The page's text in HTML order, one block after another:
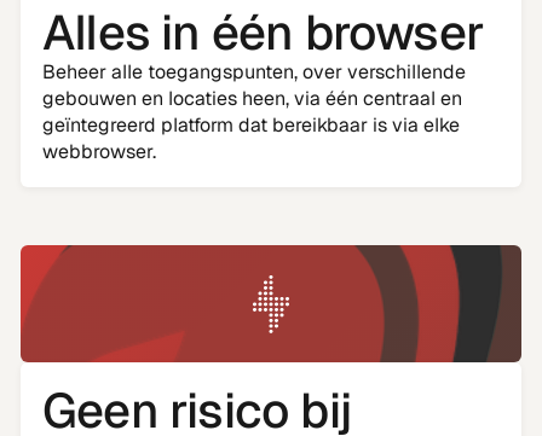
Alles in één browser
Beheer alle toegangspunten, over verschillende
gebouwen en locaties heen, via één centraal en
geïntegreerd platform dat bereikbaar is via elke
webbrowser.
Geen risico bij